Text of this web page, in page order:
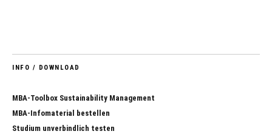
INFO / DOWNLOAD
MBA-Toolbox Sustainability Management
MBA-Infomaterial bestellen
Studium unverbindlich testen